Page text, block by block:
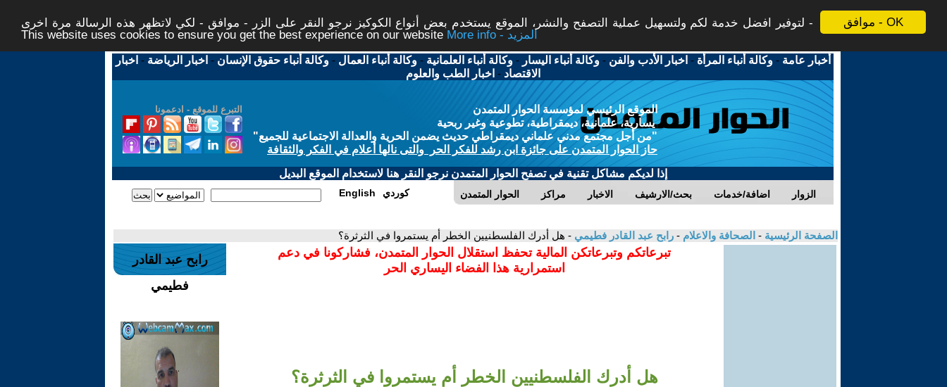
موافق - OK
لتوفير افضل خدمة لكم ولتسهيل عملية التصفح والنشر، الموقع يستخدم بعض أنواع الكوكيز نرجو النقر على الزر - موافق - لكي لاتظهر هذه الرسالة مرة اخرى -
This website uses cookies to ensure you get the best experience on our website
More info - المزيد
أخبار عامة -وكالة أنباء المرأة - اخبار الأدب والفن -وكالة أنباء اليسار -وكالة أنباء العلمانية -وكالة أنباء العمال -وكالة أنباء حقوق الإنسان - اخبار الرياضة - اخبار
الاقتصاد - اخبار الطب والعلوم
التبرع للموقع - ادعمونا
الموقع الرئيسي لمؤسسة الحوار المتمدن
يسارية، علمانية، ديمقراطية، تطوعية وغير ربحية
"من أجل مجتمع مدني علماني ديمقراطي حديث يضمن الحرية والعدالة الاجتماعية للجميع"
حاز الحوار المتمدن على جائزة ابن رشد للفكر الحر والتى نالها أعلام في الفكر والثقافة
إذا لديكم مشاكل تقنية في تصفح الحوار المتمدن نرجو النقر هنا لاستخدام الموقع البديل
الحوار المتمدن مراكز الاخبار بحث/الارشيف اضافة/خدمات الزوار English كوردي
الصفحة الرئيسية - الصحافة والاعلام - رابح عبد القادر فطيمي - هل أدرك الفلسطنيين الخطر أم يستمروا في الثرثرة؟
تبرعاتكم وتبرعاتكن المالية تحفظ استقلال الحوار المتمدن، فشاركونا في دعم
استمرارية هذا الفضاء اليساري الحر
هل أدرك الفلسطنيين الخطر أم يستمروا في الثرثرة؟
رابح عبد القادر
فطيمي